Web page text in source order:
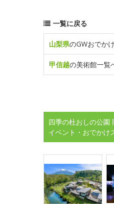
一覧に戻る
山梨県のGWおでか
甲信越の美術館一覧
四季の杜おしの公園
イベント・おでかけ